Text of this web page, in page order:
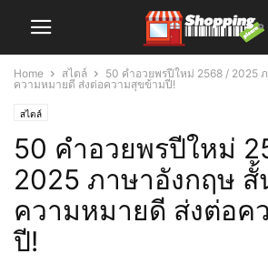
Home สไตล์
50 คำอวยพรปีใหม่ 2568 / 2025
ความหมายดี ส่งต่อความสุขข้ามปี!
สไตล์
50 คำอวยพรปีใหม่
2025 ภาษาอังกฤษ สั้
ความหมายดี ส่งต่อค
ปี!